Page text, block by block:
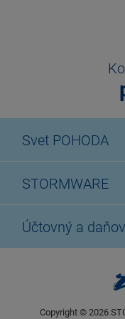
Svet POHODA
STORMWARE
Účtovný a
Copyright © 2026